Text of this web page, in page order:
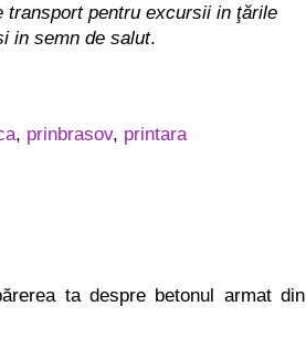
transport pentru excursii in ţările
in semn de salut.
, prinbrasov, printara
ta despre betonul armat din